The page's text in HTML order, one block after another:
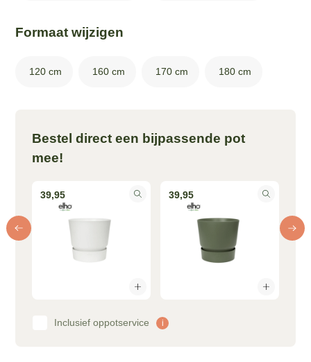
Formaat wijzigen
120 cm 160 cm 170 cm 180 cm
Bestel direct een bijpassende pot
mee!
39,95 39,95
Inclusief oppotservice i